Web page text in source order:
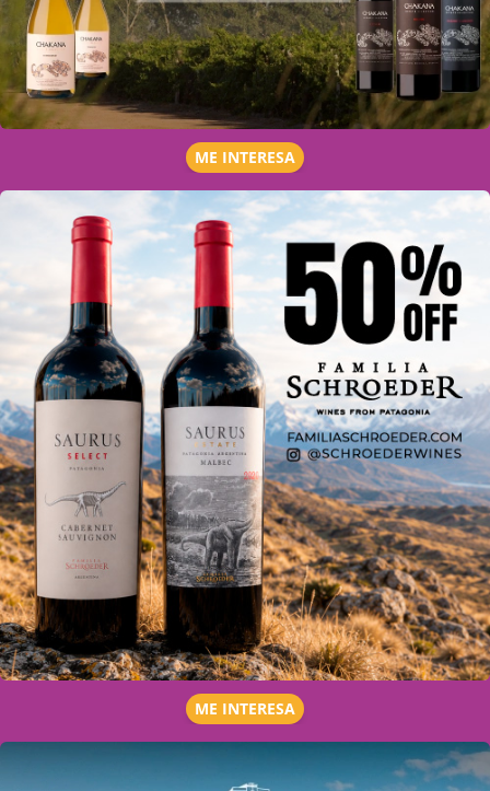
ME INTERESA
ME INTERESA